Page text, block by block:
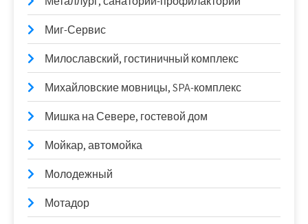
Миг-Сервис
Милославский, гостиничный комплекс
Михайловские мовницы, SPA-комплекс
Мишка на Севере, гостевой дом
Мойкар, автомойка
Молодежный
Мотадор